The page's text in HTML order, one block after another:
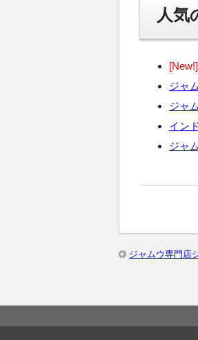
人気
[New!]
ジャ
ジャ
イン
ジャ
ジャムウ専門店